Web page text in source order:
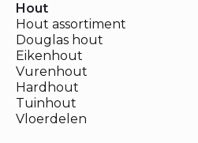
Hout
Hout assortiment
Douglas hout
Eikenhout
Vurenhout
Hardhout
Tuinhout
Vloerdelen